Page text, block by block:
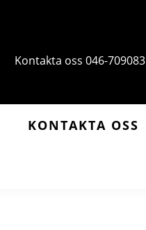
Kontakta oss 046-709083
KONTAKTA OSS